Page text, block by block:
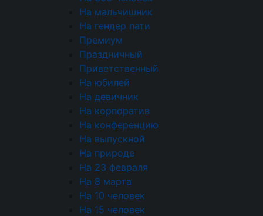
На мальчишник
На гендер пати
Премиум
Праздничный
Приветственный
На юбилей
На девичник
На корпоратив
На конференцию
На выпускной
На природе
На 23 февраля
На 8 марта
На 10 человек
На 15 человек
организацию с вниманием к требованиям
взыскательной аудитории, ценящей качество,
точность и содержательность в деталях.
Порядок оформления и
расчета кейтеринга
Оформление заказа начинается с детальной
консультации. Мы обсуждаем цели, формат и
рамки бюджета вашего события в
Долгопрудном. Особое внимание уделяется
составу гостей и той особой атмосфере,
которую необходимо создать. Это позволяет
сразу предложить наиболее релевантные и
стильные варианты.